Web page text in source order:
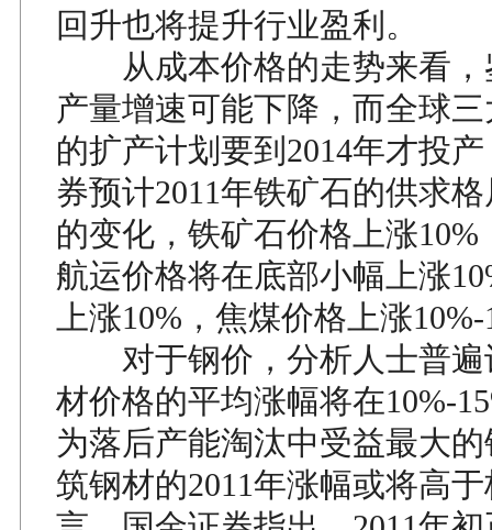
回升也将提升行业盈利。
从成本价格的走势来看，
产量增速可能下降，而全球
的扩产计划要到2014年才投
券预计2011年铁矿石的供求
的变化，铁矿石价格上涨
航运价格将在底部小幅上涨
上涨10%，焦煤价格上涨
对于钢价，分析人士普遍
材价格的平均涨幅将在10%-
为落后产能淘汰中受益最大
筑钢材的2011年涨幅或将高